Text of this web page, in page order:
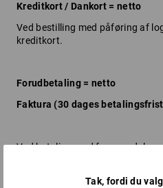
Kreditkort / Dankort = netto
Ved bestilling med påføring af
kreditkort.
Forudbetaling = netto
Faktura (30 dages
Ved betaling med fremsendelse
ret til efter manuel kontrol at
Tak, fordi du